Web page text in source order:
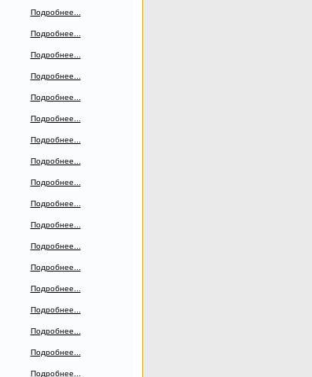
Подробнее...
Подробнее...
Подробнее...
Подробнее...
Подробнее...
Подробнее...
Подробнее...
Подробнее...
Подробнее...
Подробнее...
Подробнее...
Подробнее...
Подробнее...
Подробнее...
Подробнее...
Подробнее...
Подробнее...
Подробнее...